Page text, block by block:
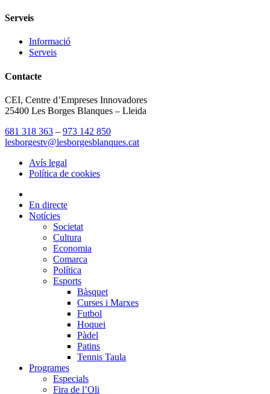
Serveis
Informació
Serveis
Contacte
CEI, Centre d’Empreses Innovadores
25400 Les Borges Blanques – Lleida
681 318 363 – 973 142 850
lesborgestv@lesborgesblanques.cat
Avís legal
Política de cookies
En directe
Notícies
Societat
Cultura
Economia
Comarca
Política
Esports
Bàsquet
Curses i Marxes
Futbol
Hoquei
Pàdel
Patins
Tennis Taula
Programes
Especials
Fira de l’Oli